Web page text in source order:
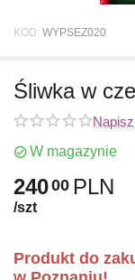
KOD: WYPSEZ020
Śliwka w
W magazynie
24000 PLN
/szt
Produkt do